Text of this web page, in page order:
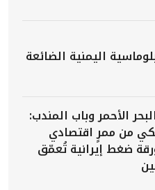
اليمنية الضائعة
الأحمر وباب المندب:
من ممرٍ اقتصادي
ضغط إيرانية تُعمّق